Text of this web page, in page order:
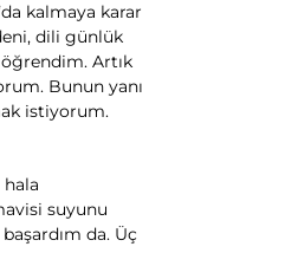
kalmaya karar
dili günlük
Artık
Bunun yanı
istiyorum.
suyunu
da. Üç